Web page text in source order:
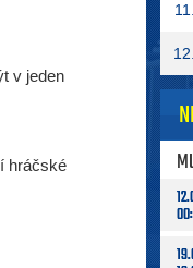
v jeden
hráčské
11.
12.